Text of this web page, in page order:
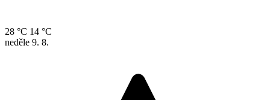
28 °C 14 °C
neděle 9. 8.